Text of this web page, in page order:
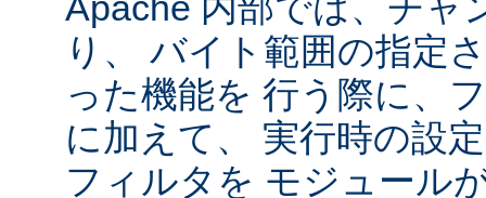
り、 バイト範囲の指定
った機能を 行う際に、
に加えて、 実行時の設
フィルタを モジュール